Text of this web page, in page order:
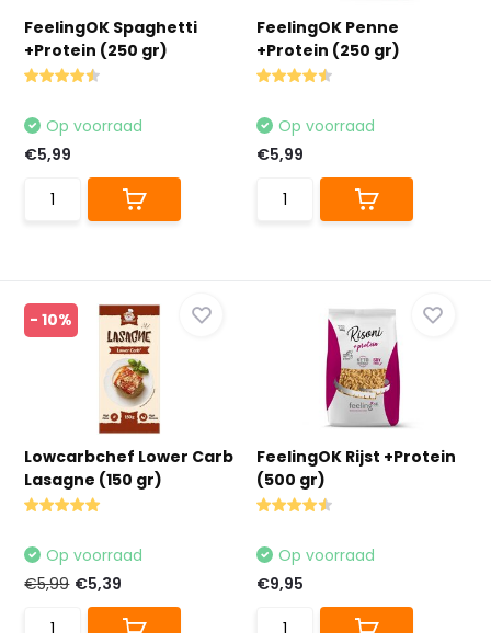
FeelingOK Spaghetti
+Protein (250 gr)
Op voorraad
€5,99
FeelingOK Penne
+Protein (250 gr)
Op voorraad
€5,99
- 10%
Lowcarbchef Lower Carb
Lasagne (150 gr)
Op voorraad
€5,99 €5,39
FeelingOK Rijst +Protein
(500 gr)
Op voorraad
€9,95